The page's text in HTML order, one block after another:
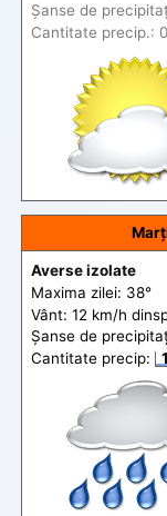
Șanse de precip
Cantitate precip.: 0
Averse izolate
Maxima zilei: 38°
Vânt: 12 km/h din
Șanse de precip
Cantitate precip:
1